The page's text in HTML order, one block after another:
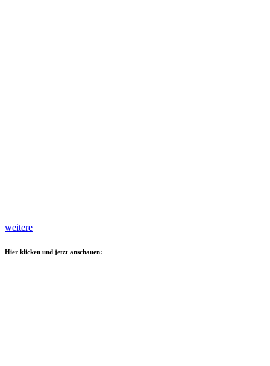
weitere
Hier klicken und jetzt anschauen: